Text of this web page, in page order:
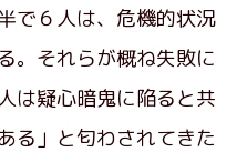
で６人は、危機的状況
。それらが概ね失敗に
は疑心暗鬼に陥ると共
る」と匂わされてきた